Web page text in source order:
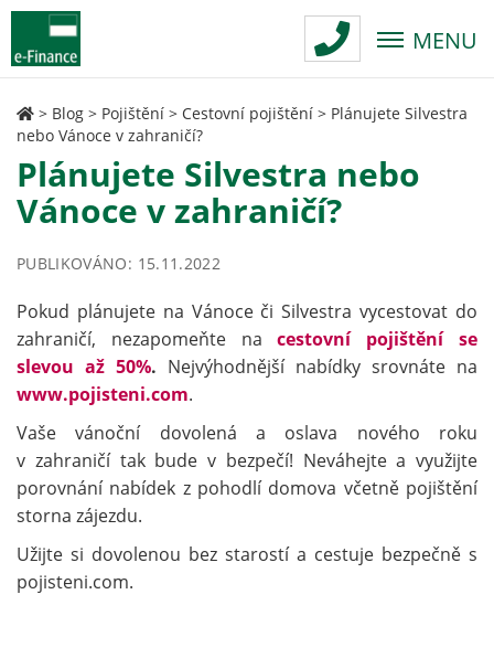
MENU
> Blog > Pojištění > Cestovní pojištění > Plánujete Silvestra
nebo Vánoce v zahraničí?
Plánujete Silvestra nebo
Vánoce v zahraničí?
PUBLIKOVÁNO: 15.11.2022
Pokud plánujete na Vánoce či Silvestra vycestovat do
zahraničí, nezapomeňte nacestovní pojištění se
slevou až 50%. Nejvýhodnější nabídky srovnáte na
www.pojisteni.com.
Vaše vánoční dovolená a oslava nového roku
v zahraničí tak bude v bezpečí! Neváhejte a využijte
porovnání nabídek z pohodlí domova včetně pojištění
storna zájezdu.
Užijte si dovolenou bez starostí a cestuje bezpečně s
pojisteni.com.